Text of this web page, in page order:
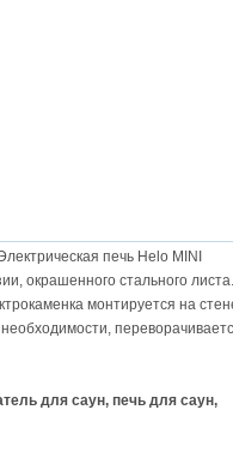
печь Helo MINI
окрашенного стального листа.
монтируется на
для саун, печь для саун,